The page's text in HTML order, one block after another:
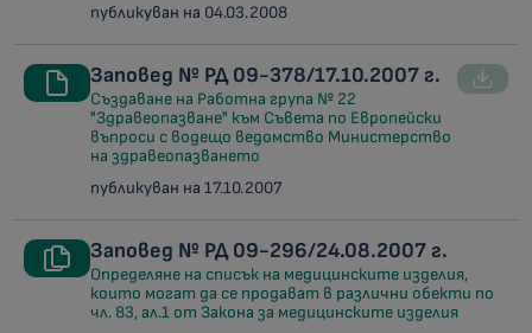
публикуван на 04.03.2008
Заповед № РД 09-378/17.10.2007 г.
Създаване на Работна група № 22
"Здравеопазване" към Съвета по Европейски
въпроси с водещо ведомство Министерство
на здравеопазването
публикуван на 17.10.2007
Заповед № РД 09-296/24.08.2007 г.
Oпределяне на списък на медицинските изделия,
които могат да се продават в различни обекти по
чл. 83, ал.1 от Закона за медицинските изделия